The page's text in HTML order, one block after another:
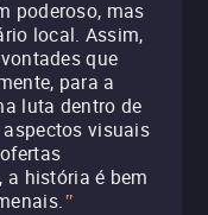
poderoso, mas
local. Assim,
que
para a
luta dentro de
visuais
a história é bem
"